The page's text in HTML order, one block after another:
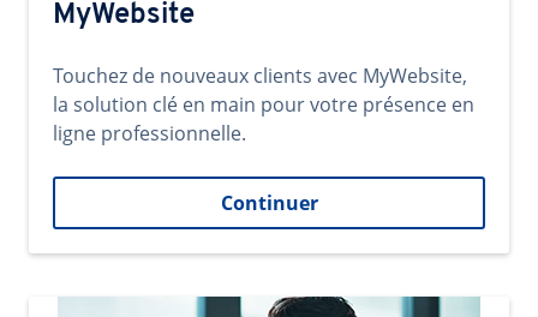
MyWebsite
Touchez de nouveaux clients avec MyWebsite,
la solution clé en main pour votre présence en
ligne professionnelle.
Continuer